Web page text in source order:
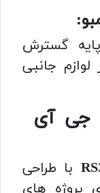
گسترش
جانبی
جی آی
با طراحی
پروژه های